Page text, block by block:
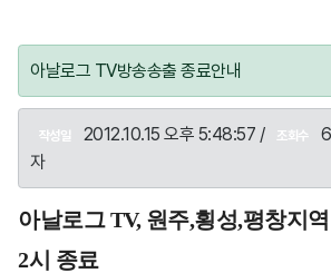
아날로그 TV방송송출 종료안내
작성일 2012.10.15 오후 5:48:57 / 조회수
자
아날로그 TV, 원주,횡성,평창지
2시 종료